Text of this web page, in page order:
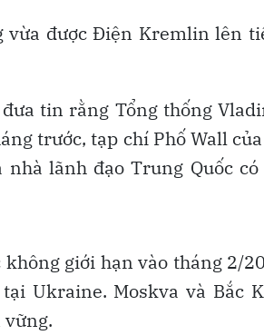
vừa được Điện Kremlin lên
tin rằng Tổng thống
trước, tạp chí Phố Wall
lãnh đạo Trung Quốc có
giới hạn vào tháng 2/
Ukraine. Moskva và Bắc